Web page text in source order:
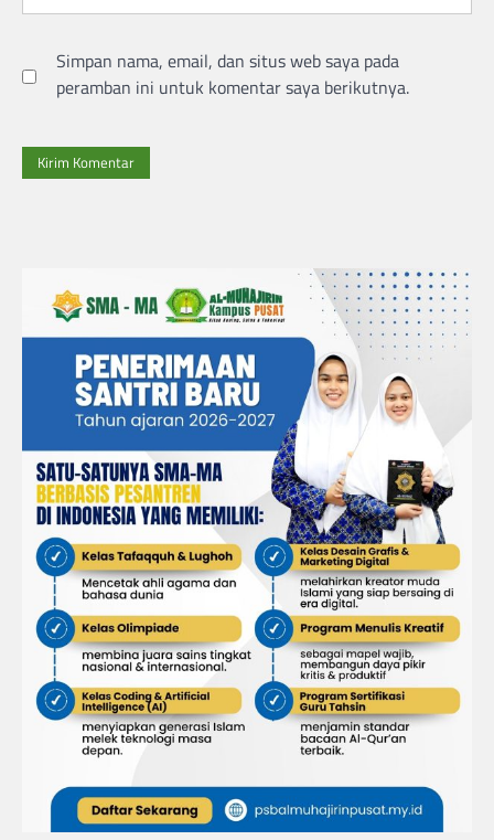
Simpan nama, email, dan situs web saya pada
peramban ini untuk komentar saya berikutnya.